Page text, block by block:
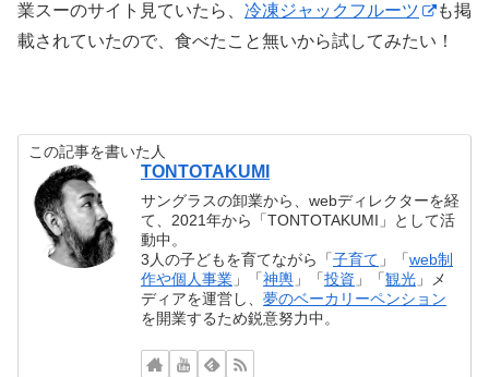
業スーのサイト見ていたら、 冷凍ジャックフルーツ
も掲
載されていたので、食べたこと無いから試してみたい！
この記事を書いた人
TONTOTAKUMI
サングラスの卸業から、webディレクターを経
て、2021年から「TONTOTAKUMI」として活
動中。
3人の子どもを育てながら「子育て 」「web制
作や個人事業 」「神輿 」「投資 」「観光 」メ
ディアを運営し、夢のベーカリーペンション
を開業するため鋭意努力中。